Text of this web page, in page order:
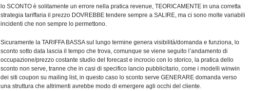
lo SCONTO è solitamente un errore nella pratica revenue, TEORICAMENTE in una corretta
strategia tariffaria il prezzo DOVREBBE tendere sempre a SALIRE, ma ci sono molte variabili
incidenti che non sempre lo permettono.
Sicuramente la TARIFFA BASSA sul lungo termine genera visibilità/domanda e funziona, lo
sconto sotto data lascia il tempo che trova, comunque se viene seguito l’andamento di
occupazione/prezzo costante studio del forecast e incrocio con lo storico, la pratica dello
sconto non serve, tranne che in casi di specifico lancio pubblicitario, come i modelli winwin
dei siti coupon su mailing list, in questo caso lo sconto serve GENERARE domanda verso
una struttura che altrimenti avrebbe modo di emergere agli occhi del cliente.